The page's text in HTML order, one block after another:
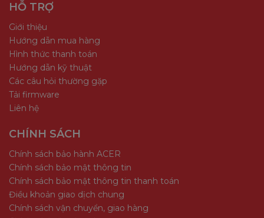
HỖ TRỢ
Giới thiệu
Hướng dẫn mua hàng
Hình thức thanh toán
Hướng dẫn kỹ thuật
Các câu hỏi thường gặp
Tải firmware
Liên hệ
CHÍNH SÁCH
Chính sách bảo hành ACER
Chính sách bảo mật thông tin
Chính sách bảo mật thông tin thanh toán
Điều khoản giao dịch chung
Chính sách vận chuyển, giao hàng